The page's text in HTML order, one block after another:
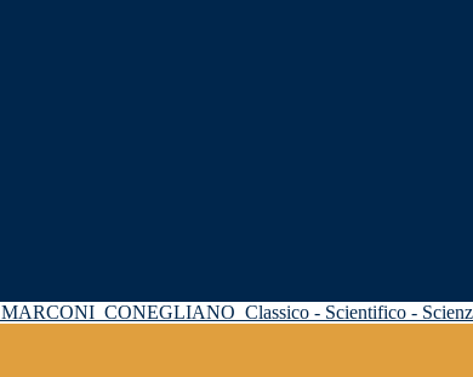
CONEGLIANO Classico - Scientifico -